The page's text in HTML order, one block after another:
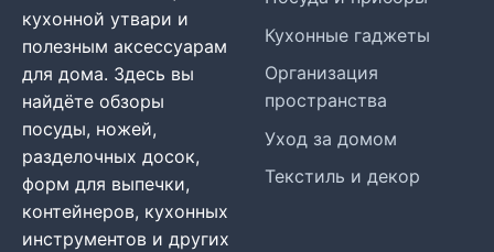
кухонной утвари и
полезным аксессуарам
для дома. Здесь вы
найдёте обзоры
посуды, ножей,
разделочных досок,
форм для выпечки,
контейнеров, кухонных
инструментов и других
Кухонные гаджеты
Организация
пространства
Уход за домом
Текстиль и декор